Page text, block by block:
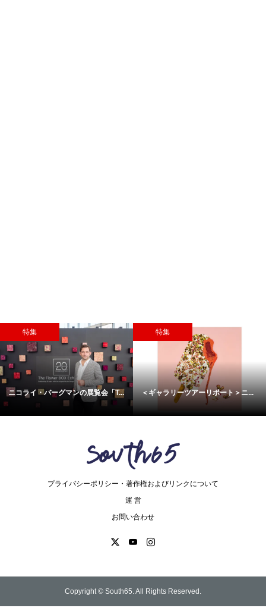
特集
ニコライ・バーグマンの展覧会「T...
特集
＜ギャラリーツアーリポート＞ニ...
プライバシーポリシー・著作権およびリンクについて
運 営
お問い合わせ
Copyright © South65. All Rights Reserved.